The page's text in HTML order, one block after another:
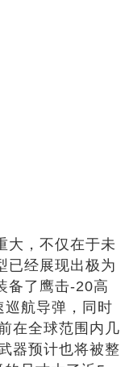
大，不仅在于未
已经展现出极为
备了鹰击-20高
航导弹，同时
在全球范围内几
器预计也将被整